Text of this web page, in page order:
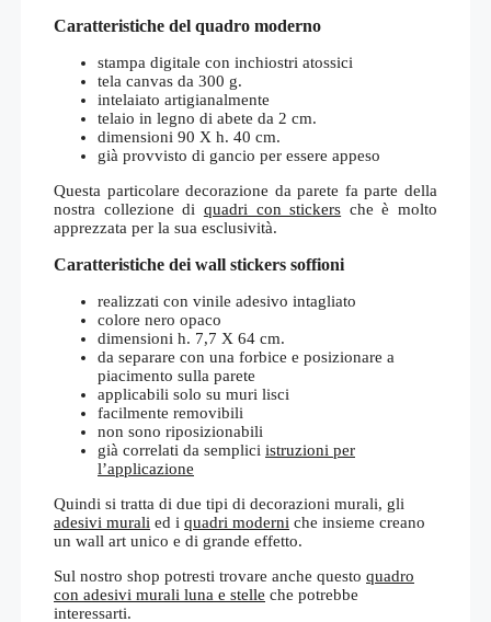
Caratteristiche del quadro moderno
stampa digitale con inchiostri atossici
tela canvas da 300 g.
intelaiato artigianalmente
telaio in legno di abete da 2 cm.
dimensioni 90 X h. 40 cm.
già provvisto di gancio per essere appeso
Questa particolare decorazione da parete fa parte della
nostra collezione di quadri con stickers che è molto
apprezzata per la sua esclusività.
Caratteristiche dei wall stickers soffioni
realizzati con vinile adesivo intagliato
colore nero opaco
dimensioni h. 7,7 X 64 cm.
da separare con una forbice e posizionare a
piacimento sulla parete
applicabili solo su muri lisci
facilmente removibili
non sono riposizionabili
già correlati da semplici istruzioni per
l’applicazione
Quindi si tratta di due tipi di decorazioni murali, gli
adesivi murali ed i quadri moderni che insieme creano
un wall art unico e di grande effetto.
Sul nostro shop potresti trovare anche questo quadro
con adesivi murali luna e stelle che potrebbe
interessarti.